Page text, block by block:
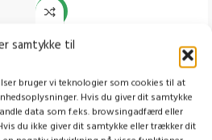
samtykke til
bruger vi teknologier som cookies til at
Hvis du giver dit samtykke
data som f.eks. browsingadfærd eller
du ikke giver dit samtykke eller trækker dit
m.
-25%